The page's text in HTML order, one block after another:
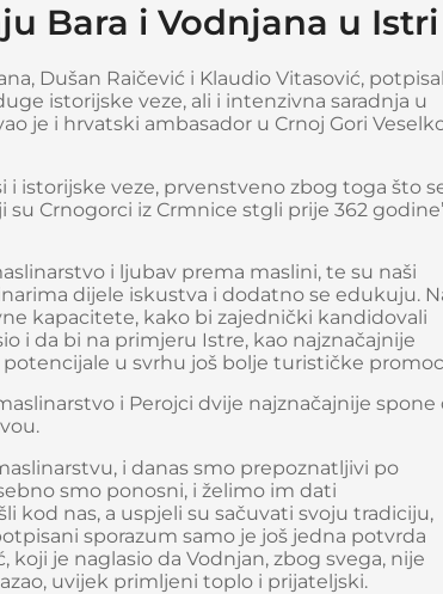
Bara i Vodnjana u Istri
Dušan Raičević i Klaudio Vitasović,
istorijske veze, ali i intenzivna saradnja u
je i hrvatski ambasador u Crnoj Gori
istorijske veze, prvenstveno zbog toga što
Crnogorci iz Crmnice stgli prije 362
i ljubav prema maslini, te su naši
dijele iskustva i dodatno se edukuju.
kapacitete, kako bi zajednički kandidovali
i da bi na primjeru Istre, kao najznačajnije
u svrhu još bolje turističke
i Perojci dvije najznačajnije spone
i danas smo prepoznatljivi po
smo ponosni, i želimo im dati
kod nas, a uspjeli su sačuvati svoju tradiciju,
sporazum samo je još jedna potvrda
koji je naglasio da Vodnjan, zbog svega, nije
uvijek primljeni toplo i prijateljski.